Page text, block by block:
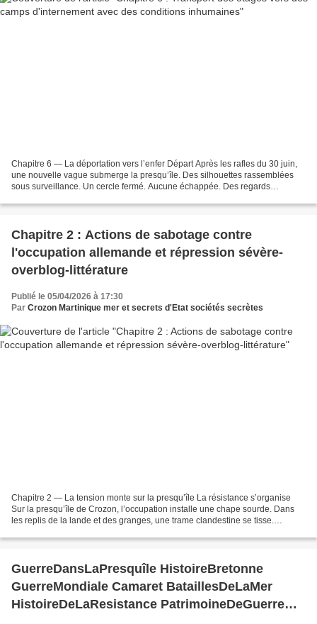
Chapitre 6 — La déportation vers l’enfer Départ Après les rafles du 30 juin,
une nouvelle vague submerge la presqu’île. Des silhouettes rassemblées
sous surveillance. Un cercle fermé. Aucune échappée. Des regards
Chapitre 2 : Actions de sabotage contre
l'occupation allemande et répression sévère-
overblog-littérature
Publié le 05/04/2026 à 17:30
Par Crozon Martinique mer et secrets d'Etat sociétés secrètes
Chapitre 2 — La tension monte sur la presqu’île La résistance s’organise
Sur la presqu’île de Crozon, l’occupation installe une chape sourde. Dans
les replis de la lande et des granges, une trame clandestine se tisse.
GuerreDansLaPresquîle HistoireBretonne
GuerreMondiale Camaret BataillesDeLaMer
HistoireDeLaResistance PatrimoineDeGuerre